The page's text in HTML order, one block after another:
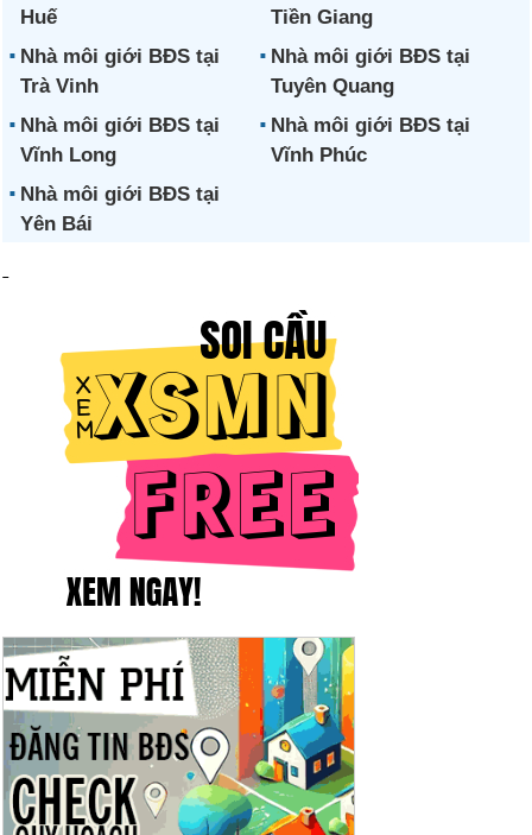
Huế
Tiền Giang
Nhà môi giới BĐS tại
Trà Vinh
Nhà môi giới BĐS tại
Tuyên Quang
Nhà môi giới BĐS tại
Vĩnh Long
Nhà môi giới BĐS tại
Vĩnh Phúc
Nhà môi giới BĐS tại
Yên Bái